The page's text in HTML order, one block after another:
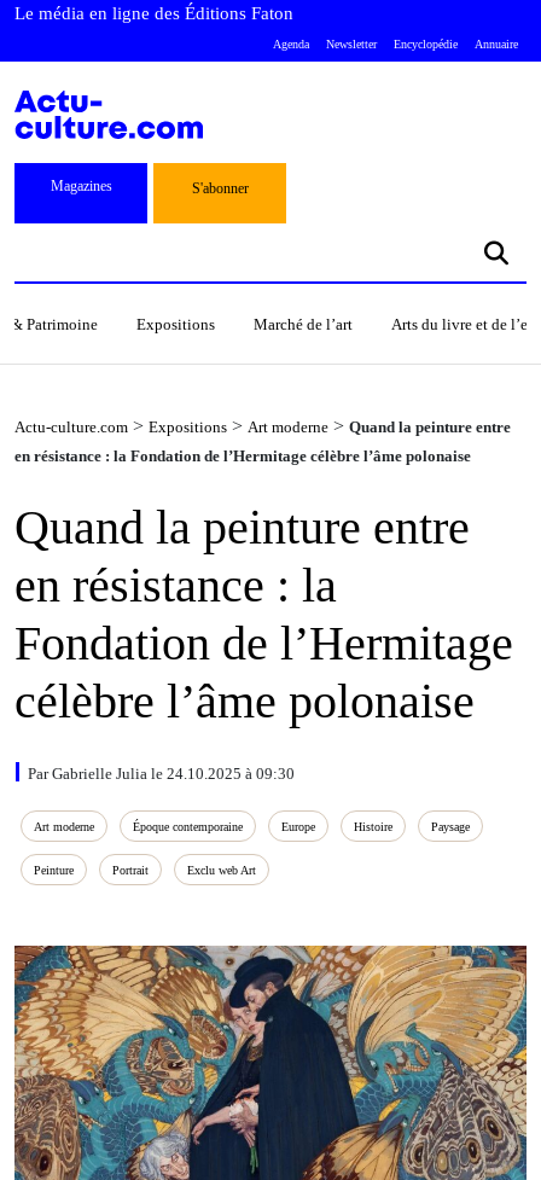
Le média en ligne des Éditions Faton
Agenda Newsletter Encyclopédie Annuaire
Magazines S'abonner
& Patrimoine Expositions Marché de l’art Arts du livre et de
Actu-culture.com > Expositions > Art moderne > Quand la peinture entre
en résistance : la Fondation de l’Hermitage célèbre l’âme polonaise
Quand la peinture entre
en résistance : la
Fondation de l’Hermitage
célèbre l’âme polonaise
Par Gabrielle Julia le 24.10.2025 à 09:30
Art moderne Époque contemporaine Europe Histoire Paysage
Peinture Portrait Exclu web Art